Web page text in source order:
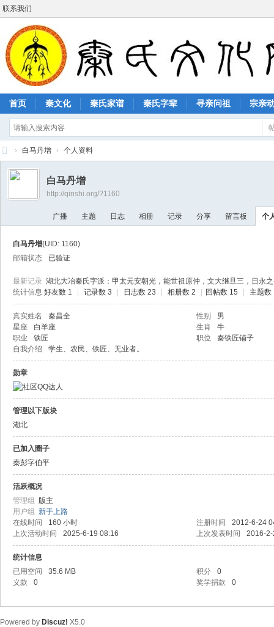
联系我们
首页 秦文化 秦氏家谱 秦氏字辈 寻亲问祖 宗亲
秦
文
› 白马丹增 › 个人资料
白马丹增
http://qinshi.org/?1160
广播 主题 日志 相册 记录 分享 留言板 个
白马丹增(UID: 1160)
邮箱状态
已验证
最新记录 湖北大冶秦氏字派：甲太元安朝光，能世祖原仲，文大继旦三，日永
统计信息 好友数 1 记录数 3 日志数 23 相册数 2 回帖数 15 主题数
真实姓名 秦昌全 性别
男
星座
白羊座 生肖
牛
职业
铁匠 职位
秦铁匠铺子
自我介绍
学生、农民、铁匠、无业者。
勋章
管理以下版块
湖北
已加入圈子
秦彭字伯平
活跃概况
管理组 版主
用户组 新手上路
在线时间
160 小时 注册时间
2012-6-24
上次活动时间
2025-6-19 08:16 上次发表时间 2016-
统计信息
已用空间
35.6 MB 积分
0
义款
0 奖学捐款 0
Powered by Discuz! X5.0